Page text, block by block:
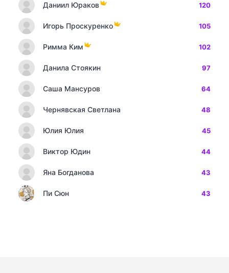
Даниил Юраков 120
Игорь Проскуренко 105
Римма Ким 102
Данила Стоякин 97
Саша Мансуров 64
Чернявская Светлана 48
Юлия Юлия 45
Виктор Юдин 44
Яна Богданова 43
Пи Сюн 43